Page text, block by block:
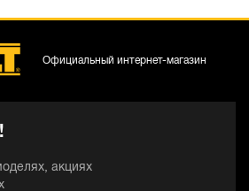
акциях
Официальный интернет-магазин